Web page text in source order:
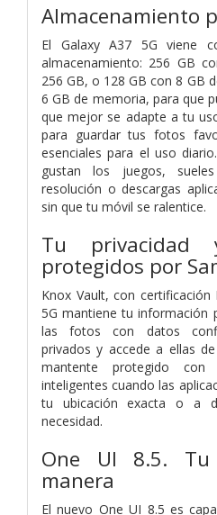
Almacenamiento
El Galaxy A37 5G viene
almacenamiento: 256 GB
256 GB, o 128 GB con 8 GB
6 GB de memoria, para que
que mejor se adapte a tu
para guardar tus fotos
esenciales para el uso
gustan los juegos,
resolución o descargas
sin que tu móvil se ralentice.
Tu
protegidos por
Knox Vault, con certificación
5G mantiene tu información
las fotos con datos
privados y accede a ellas
mantente protegido con
inteligentes cuando las
tu ubicación exacta o a
necesidad.
One UI 8.5.
manera
El nuevo One UI 8.5 es